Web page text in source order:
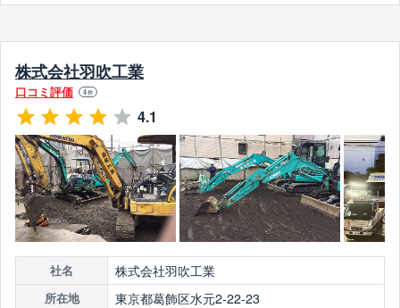
株式会社羽吹工業
口コミ評価 4件
4.1
社名 株式会社羽吹工業
所在地 東京都葛飾区水元2-22-23